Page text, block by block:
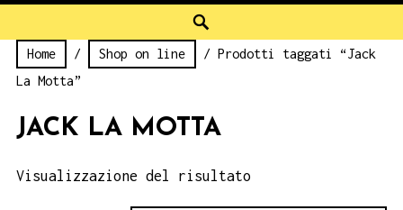
Home / Shop on line
/ Prodotti taggati “Jack
La Motta”
JACK LA MOTTA
Visualizzazione del risultato